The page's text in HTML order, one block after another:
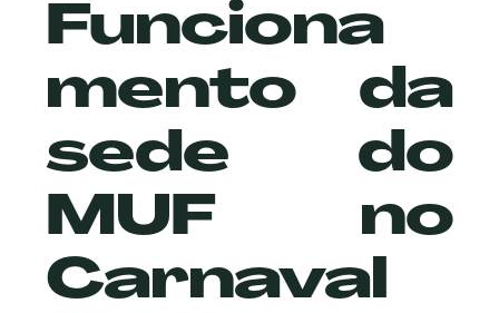
Funciona
mento da
sede do
MUF no
Carnaval